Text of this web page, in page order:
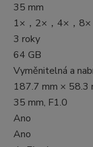
35 mm
1×，2×，4×，8×
3 roky
64 GB
Vyměnitelná a
187.7 mm × 58.3
35 mm, F1.0
Ano
Ano